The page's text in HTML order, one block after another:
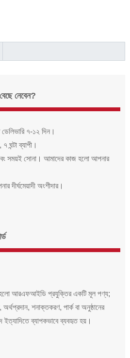
নেবেন?
৭-১২ দিন।
ঘন্টা ব্যাপী।
সময়ই সোনা। আমাদের কাজ হলো আপনার
দীর্ঘমেয়াদী অংশীদার।
হলো আরএফআইডি প্রযুক্তির একটি মূল পণ্য;
অর্থপ্রদান, শনাক্তকরণ, পার্ক বা অনুষ্ঠানের
ইত্যাদিতে ব্যাপকভাবে ব্যবহৃত হয়।